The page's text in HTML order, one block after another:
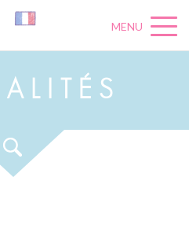
MENU
A L É S